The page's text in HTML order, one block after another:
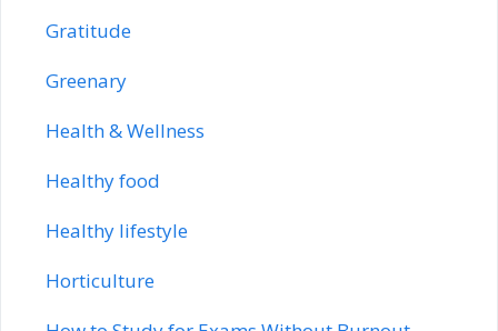
Gratitude
Greenary
Health & Wellness
Healthy food
Healthy lifestyle
Horticulture